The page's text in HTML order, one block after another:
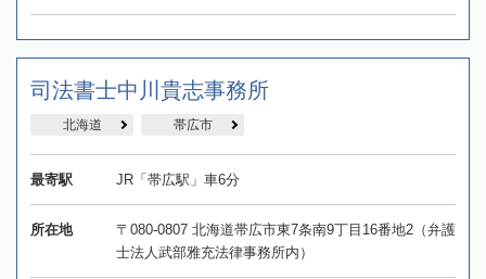
司法書士中川貴志事務所
北海道 帯広市
最寄駅 JR「帯広駅」車6分
所在地
〒080-0807 北海道帯広市東7条南9丁目16番地2（弁護
士法人武部雅充法律事務所内）